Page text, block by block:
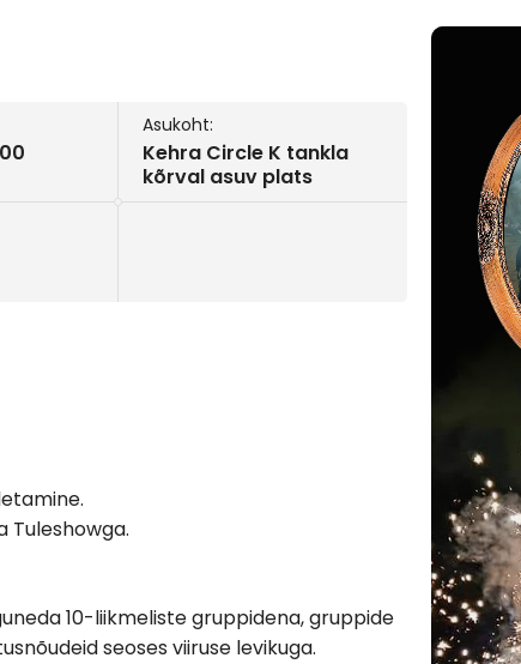
Asukoht:
Kehra Circle K tankla
kõrval asuv plats
Tuleshowga.
10-liikmeliste gruppidena, gruppide
seoses viiruse levikuga.